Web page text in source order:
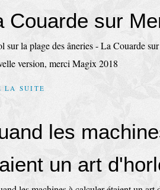
Couarde sur
version, merci Magix 2018
LA SUITE
les
un art